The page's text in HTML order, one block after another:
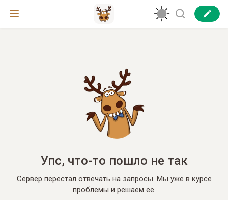
Упс, что-то пошло не так
Сервер перестал отвечать на запросы. Мы уже в курсе
проблемы и решаем её.